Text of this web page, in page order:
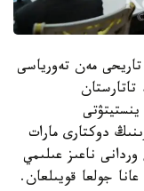
تاريحى مەن تەورياسى
دوكتارى مارات
وردانى ناعىز عىلىمي
جولعا قويىلعان.